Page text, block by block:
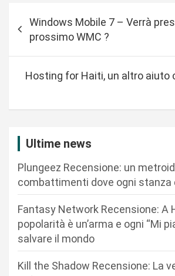
a
Windows Mobile 7 – Verrà
prossimo WMC ?
Hosting for Haiti, un altro aiuto
Ultime news
Plungeez Recensione: un
combattimenti dove ogni stanza
Fantasy Network Recensione: A
popolarità è un’arma e ogni “Mi
salvare il mondo
Kill the Shadow Recensione: La